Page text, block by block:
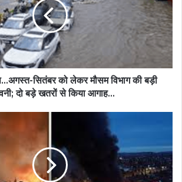
सितंबर को लेकर मौसम विभाग की बड़ी
दो बड़े खतरों से किया आगाह…